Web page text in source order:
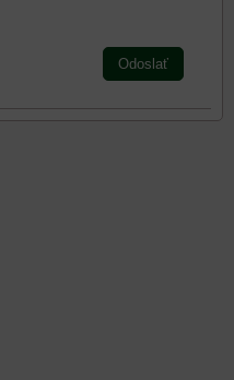
Odoslať